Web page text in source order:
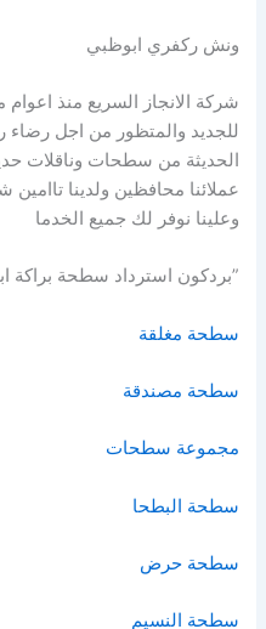
ونش ركفري ابوظبي
شركة الانجاز السريع منذ اعوام
للجديد والمتظور من اجل رضاء
الحديثة من سطحات وناقلات
عملائنا محافظين ولدينا
وعلينا نوفر لك جميع الخدما
”بردكون استرداد سطحة براكة ابوظبي 24/7 –
سطحة مغلقة
سطحة مصندقة
مجموعة سطحات
سطحة البطحا
سطحة حرض
سطحة النسيم